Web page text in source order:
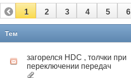
1 2 3 4 5 6
Тем
загорелся HDC , толчки при
переключении передач